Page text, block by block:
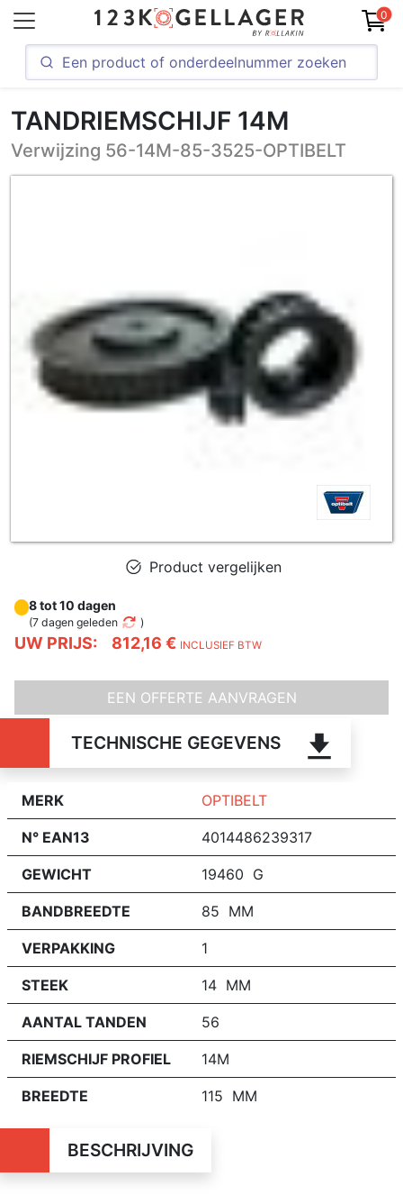
0
TANDRIEMSCHIJF 14M
Verwijzing 56-14M-85-3525-OPTIBELT
Product vergelijken
UW PRIJS: 812,16 € INCLUSIEF BTW
8 tot 10 dagen
(7 dagen geleden )
EEN OFFERTE AANVRAGEN
TECHNISCHE GEGEVENS
MERK OPTIBELT
N° EAN13 4014486239317
GEWICHT 19460 G
BANDBREEDTE 85 MM
VERPAKKING 1
STEEK 14 MM
AANTAL TANDEN 56
RIEMSCHIJF PROFIEL 14M
BREEDTE 115 MM
BESCHRIJVING